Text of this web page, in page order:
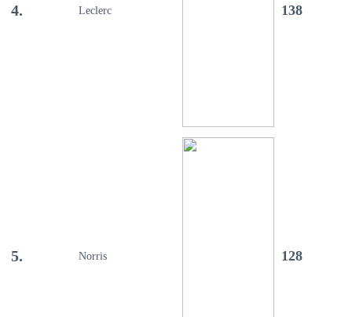
4. Leclerc 138
5. Norris 128